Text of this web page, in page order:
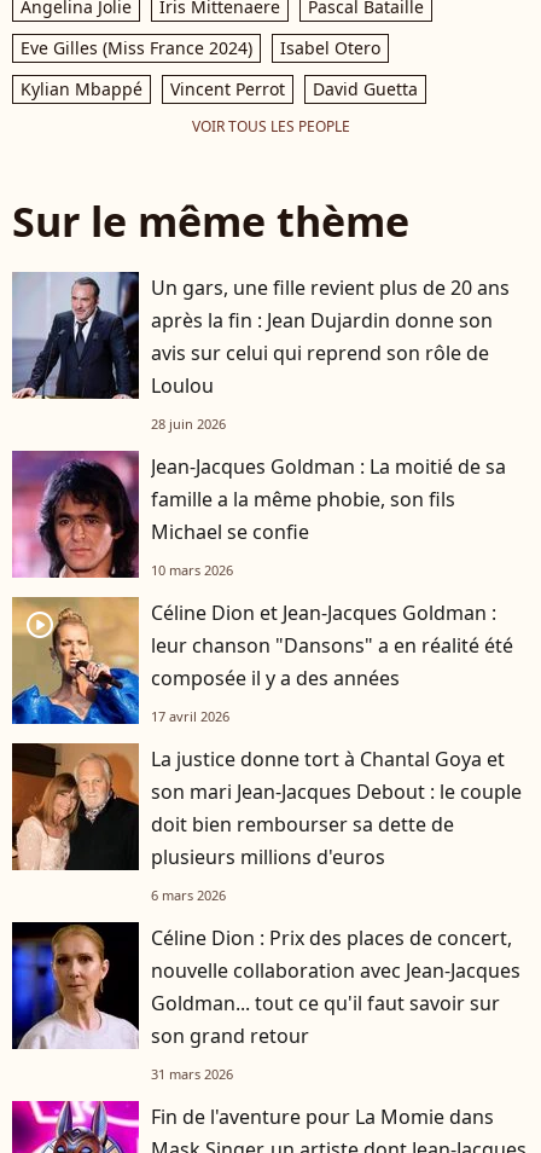
Angelina Jolie Iris Mittenaere
Pascal Bataille
Eve Gilles (Miss France 2024)
Isabel Otero
Kylian Mbappé
Vincent Perrot David Guetta
VOIR TOUS LES PEOPLE
Sur le même thème
Un gars, une fille revient plus de 20 ans
après la fin : Jean Dujardin donne son
avis sur celui qui reprend son rôle de
Loulou
28 juin 2026
Jean-Jacques Goldman : La moitié de sa
famille a la même phobie, son fils
Michael se confie
10 mars 2026
player2
Céline Dion et Jean-Jacques Goldman :
leur chanson "Dansons" a en réalité été
composée il y a des années
17 avril 2026
La justice donne tort à Chantal Goya et
son mari Jean-Jacques Debout : le couple
doit bien rembourser sa dette de
plusieurs millions d'euros
6 mars 2026
Céline Dion : Prix des places de concert,
nouvelle collaboration avec Jean-Jacques
Goldman... tout ce qu'il faut savoir sur
son grand retour
31 mars 2026
Fin de l'aventure pour La Momie dans